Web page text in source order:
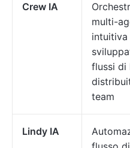
Crew IA
multi-
intuitiva
flussi di
team
Lindy IA